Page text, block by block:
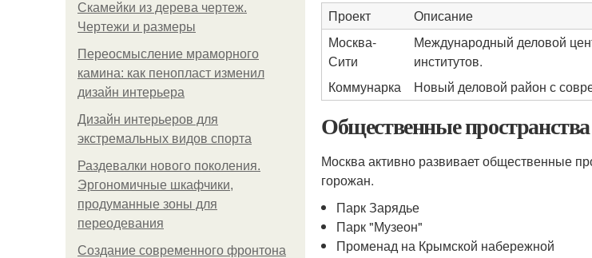
Скамейки из дерева чертеж.
Чертежи и размеры
Переосмысление мраморного
камина: как пенопласт изменил
дизайн интерьера
Дизайн интерьеров для
экстремальных видов спорта
Раздевалки нового поколения.
Эргономичные шкафчики,
продуманные зоны для
переодевания
Создание современного фронтона
Проект
Описание
Москва-
Сити
Международный деловой
институтов.
Коммунарка
Новый деловой район с
Общественные пространства
Москва активно развивает общественные
горожан.
Парк Зарядье
Парк "Музеон"
Променад на Крымской набережной